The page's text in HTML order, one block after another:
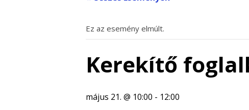
Ez az esemény elmúlt.
Kerekítő
május 21. @ 10:00 - 12:00